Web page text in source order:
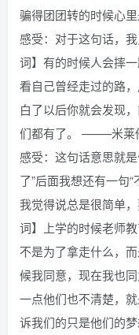
骗得团团转的时候心
感受：对于这句话，
词】有的时候人会摔
看自己曾经走过的路
白了以后你就会发现
们都有了。 ——–米莱
感受：这句话意思就
了”后面我想还有一句
我觉得说总是很简单
词】上学的时候老师
不是为了拿走什么，
候我同意，现在我也
一点他们也不清楚，
诉我们的只是他们的